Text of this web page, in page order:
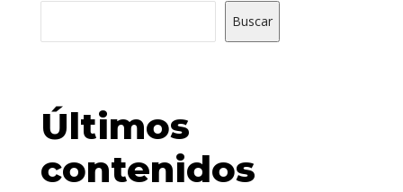
Buscar
Últimos
contenidos